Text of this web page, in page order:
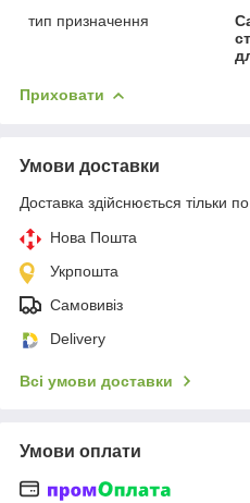
тип призначення
Приховати
Умови доставки
Доставка здійснюється тільки
Нова Пошта
Укрпошта
Самовивіз
Delivery
Всі умови доставки
Умови оплати